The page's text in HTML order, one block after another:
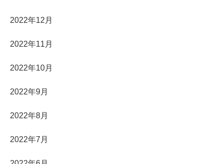
2022年12月
2022年11月
2022年10月
2022年9月
2022年8月
2022年7月